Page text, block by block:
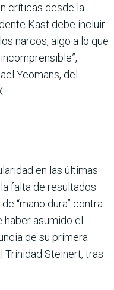
críticas desde la
Kast debe incluir
narcos, algo a lo que
Yeomans, del
en las últimas
falta de resultados
“mano dura” contra
haber asumido el
de su primera
Trinidad Steinert, tras